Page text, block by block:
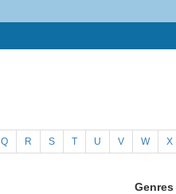
Q R S T U V W X
Genres